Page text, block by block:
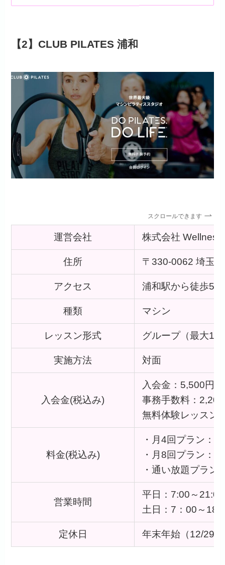
【2】CLUB PILATES 浦和
スクロールできます
運営会社 株式会社 Wellness
住所 〒330-0062 埼玉
アクセス 浦和駅から徒歩5分
種類 マシン
レッスン形式 グループ（最大12
実施方法 対面
入会金(税込み)
入会金：5,500円
事務手数料：
無料体験レッスン
料金(税込み)
・月4回プラン：
・月8回プラン：
・通い放題プラン
営業時間
平日：7:00～21:00
土日：7：00～18
定休日 年末年始（12/29